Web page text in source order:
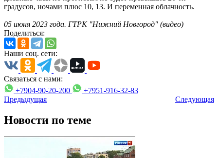
градусов, ночами плюс 10, 13. И переменная облачность.
05 июня 2023 года. ГТРК "Нижний Новгород" (видео)
Поделиться:
Наши соц. сети:
Связаться с нами:
+7904-90-20-200
+7951-916-32-83
Предыдущая
Следующая
Новости по теме